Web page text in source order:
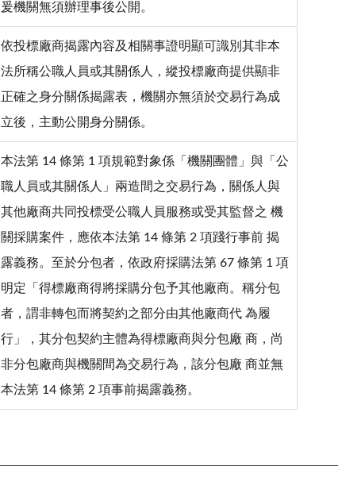
爰機關無須辦理事後公開。
依投標廠商揭露內容及相關事證明顯可識別其非本
法所稱公職人員或其關係人，縱投標廠商提供顯非
正確之身分關係揭露表，機關亦無須於交易行為成
立後，主動公開身分關係。
本法第 14 條第 1 項規範對象係「機關團體」與「公
職人員或其關係人」兩造間之交易行為，關係人與
其他廠商共同投標受公職人員服務或受其監督之 機
關採購案件，應依本法第 14 條第 2 項踐行事前 揭
露義務。至於分包者，依政府採購法第 67 條第 1 項
明定「得標廠商得將採購分包予其他廠商。稱分包
者，謂非轉包而將契約之部分由其他廠商代 為履
行」，其分包契約主體為得標廠商與分包廠 商，尚
非分包廠商與機關間為交易行為，該分包廠 商並無
本法第 14 條第 2 項事前揭露義務。